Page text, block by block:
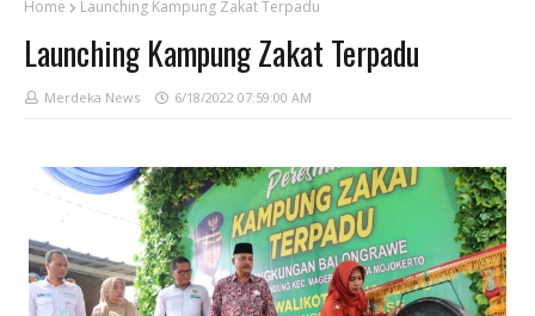
Home Launching Kampung Zakat Terpadu
Launching Kampung Zakat Terpadu
Merdeka News 6/18/2022 07:59:00 AM